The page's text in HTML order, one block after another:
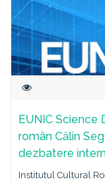
EUNIC Science
român Călin
dezbatere
Institutul Cultural